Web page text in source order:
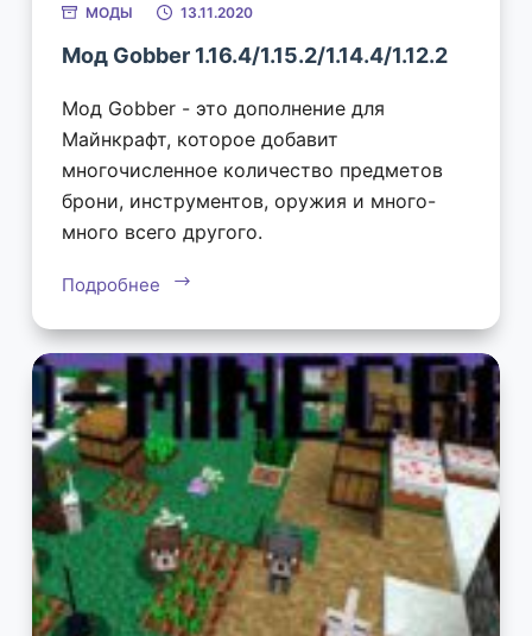
МОДЫ 13.11.2020
Мод Gobber 1.16.4/1.15.2/1.14.4/1.12.2
Мод Gobber - это дополнение для
Майнкрафт, которое добавит
многочисленное количество предметов
брони, инструментов, оружия и много-
много всего другого.
Подробнее